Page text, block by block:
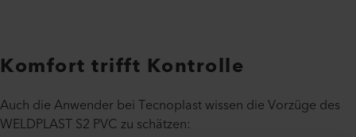
Komfort trifft Kontrolle
Auch die Anwender bei Tecnoplast wissen die Vorzüge des
WELDPLAST S2 PVC zu schätzen: